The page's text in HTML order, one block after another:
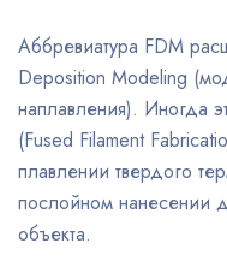
Аббревиатура FDM
Deposition Modeling
наплавления). Иногда
(Fused Filament
плавлении твердого
послойном нанесении
объекта.